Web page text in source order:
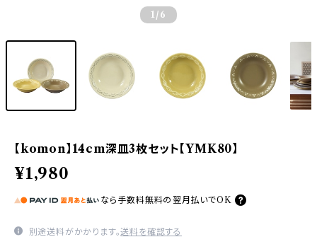
1 /6
【komon】14cm深皿3枚セット【YMK80】
¥1,980
なら 手数料無料の 翌月払いでOK
別途送料がかかります。送料を確認する